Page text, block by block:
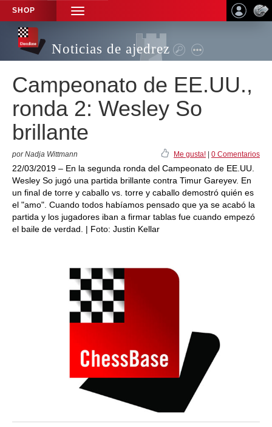
SHOP
TOGGLE
NAVIGATION
Noticias de ajedrez
Campeonato de EE.UU.,
ronda 2: Wesley So
brillante
por Nadja Wittmann Me gusta! 0 Comentarios
22/03/2019 – En la segunda ronda del Campeonato de EE.UU.
Wesley So jugó una partida brillante contra Timur Gareyev. En
un final de torre y caballo vs. torre y caballo demostró quién es
el "amo". Cuando todos habíamos pensado que ya se acabó la
partida y los jugadores iban a firmar tablas fue cuando empezó
el baile de verdad. | Foto: Justin Kellar